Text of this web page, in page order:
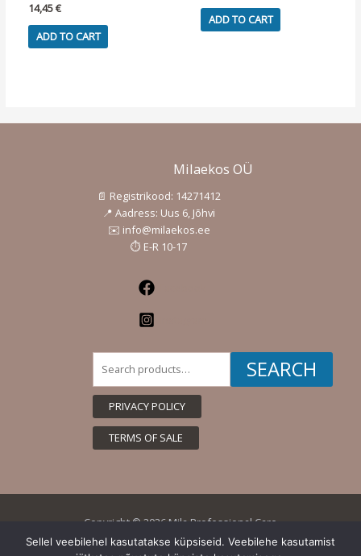
14,45€
ADD TO CART
ADD TO CART
Milaekos OÜ
📄 Registrikood: 14271412
📍 Aadress: Uus 6, Jõhvi
✉️ info@milaekos.ee
⏱️ E-R 10-17
for:
SEARCH
PRIVACY POLICY
TERMS OF SALE
Copyright © 2026 Mila Professional Care
Sellel veebilehel kasutatakse küpsiseid. Veebilehe kasutamist